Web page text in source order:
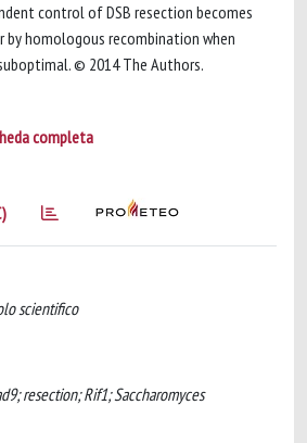
control of DSB resection becomes
by homologous recombination when
© 2014 The Authors.
completa
scientifico
resection; Rif1; Saccharomyces